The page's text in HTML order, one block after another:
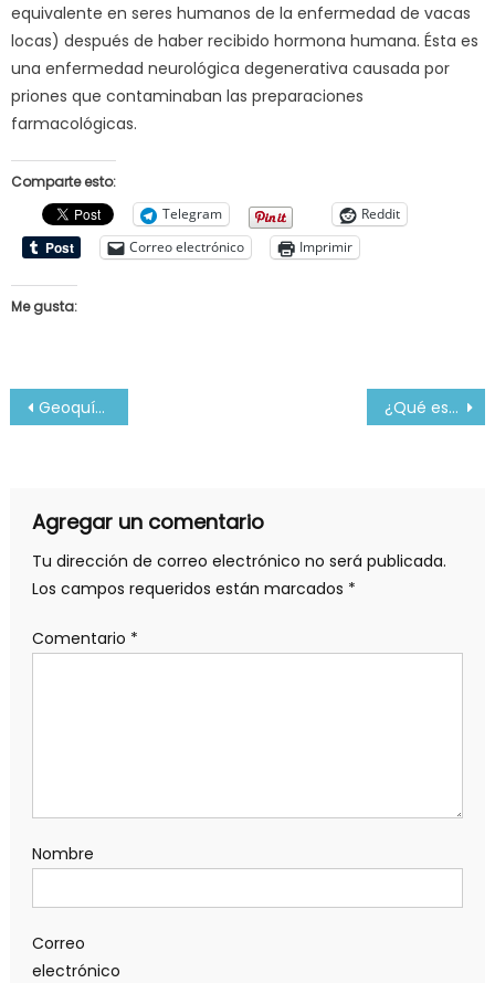
equivalente en seres humanos de la enfermedad de vacas
locas) después de haber recibido hormona humana. Ésta es
una enfermedad neurológica degenerativa causada por
priones que contaminaban las preparaciones
farmacológicas.
Comparte esto:
Telegram
Reddit
Correo electrónico
Imprimir
Me gusta:
Navegación
Geoquímica Recreativa Alexandr Fersman ¿Qué es el cálculo?
Agregar un comentario
Tu dirección de correo electrónico no será publicada.
Los campos requeridos están marcados *
Comentario *
Nombre
Correo
electrónico